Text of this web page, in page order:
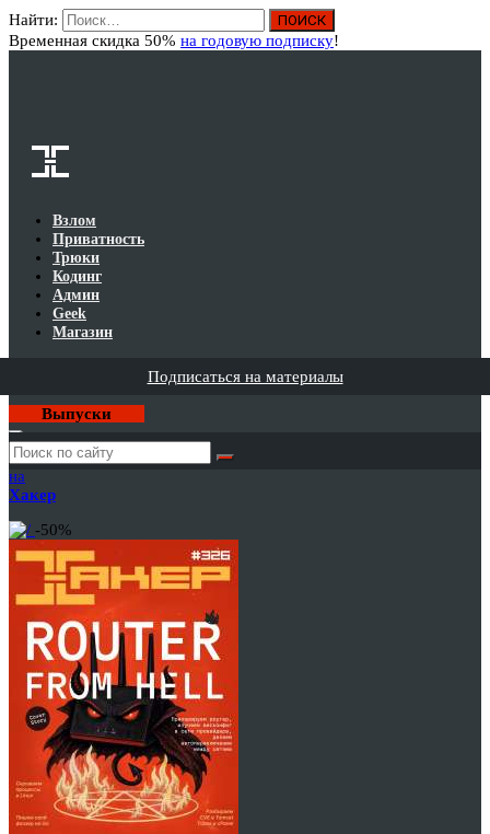
Найти:
Временная скидка 50% на годовую подписку!
Взлом
Приватность
Трюки
Кодинг
Админ
Geek
Магазин
Подписаться на материалы
Выпуски
Годовая
подписка
на
Хакер
-50%